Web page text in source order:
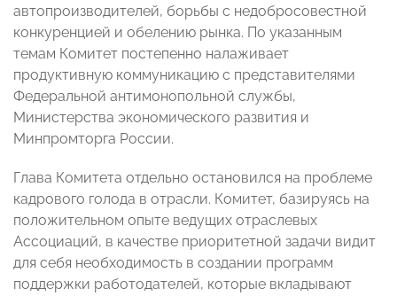
автопроизводителей, борьбы с недобросовестной
конкуренцией и обелению рынка. По указанным
темам Комитет постепенно налаживает
продуктивную коммуникацию с представителями
Федеральной антимонопольной службы,
Министерства экономического развития и
Минпромторга России.
Глава Комитета отдельно остановился на проблеме
кадрового голода в отрасли. Комитет, базируясь на
положительном опыте ведущих отраслевых
Ассоциаций, в качестве приоритетной задачи видит
для себя необходимость в создании программ
поддержки работодателей, которые вкладывают